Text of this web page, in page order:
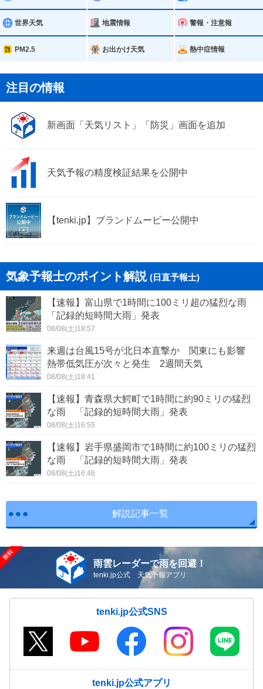
紀北町
紀宝町
世界天気 地震情報 警報・注意報
PM2.5 お出かけ天気 熱中症情報
注目の情報
新画面「天気リスト」「防災」画面を追加
天気予報の精度検証結果を公開中
【tenki.jp】ブランドムービー公開中
気象予報士のポイント解説 (日直予報士)
【速報】富山県で1時間に100ミリ超の猛烈な雨
「記録的短時間大雨」発表
08/08(土)18:57
来週は台風15号が北日本直撃か 関東にも影響
熱帯低気圧が次々と発生 2週間天気
08/08(土)18:41
【速報】青森県大鰐町で1時間に約90ミリの猛烈
な雨 「記録的短時間大雨」発表
08/08(土)16:55
【速報】岩手県盛岡市で1時間に約100ミリの猛烈
な雨 「記録的短時間大雨」発表
08/08(土)16:46
解説記事一覧
雨雲レーダーで雨を回避！
tenki.jp公式 天気予報アプリ
tenki.jp公式SNS
tenki.jp公式アプリ